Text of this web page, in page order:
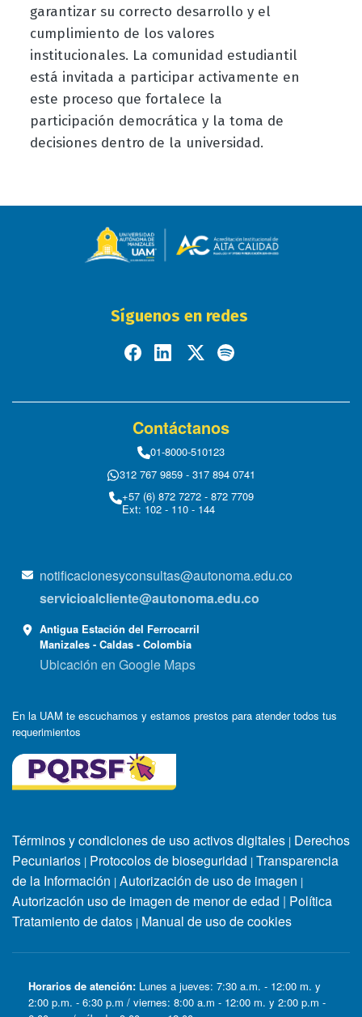
garantizar su correcto desarrollo y el
cumplimiento de los valores
institucionales. La comunidad estudiantil
está invitada a participar activamente en
este proceso que fortalece la
participación democrática y la toma de
decisiones dentro de la universidad.
Síguenos en redes
Contáctanos
01-8000-510123
312 767 9859 - 317 894 0741
+57 (6) 872 7272 - 872 7709
Ext: 102 - 110 - 144
notificacionesyconsultas@autonoma.edu.co
servicioalcliente@autonoma.edu.co
Antigua Estación del Ferrocarril
Manizales - Caldas - Colombia
Ubicación en Google Maps
En la UAM te escuchamos y estamos prestos para atender todos tus
requerimientos
Términos y condiciones de uso activos digitales | Derechos
Pecuniarios | Protocolos de bioseguridad | Transparencia
de la Información | Autorización de uso de imagen |
Autorización uso de imagen de menor de edad | Política
Tratamiento de datos | Manual de uso de cookies
Horarios de atención: Lunes a jueves: 7:30 a.m. - 12:00 m. y
2:00 p.m. - 6:30 p.m / viernes: 8:00 a.m - 12:00 m. y 2:00 p.m -